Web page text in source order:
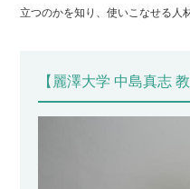
立つのかを知り、使いこなせる人
【麗澤大学 中島真志